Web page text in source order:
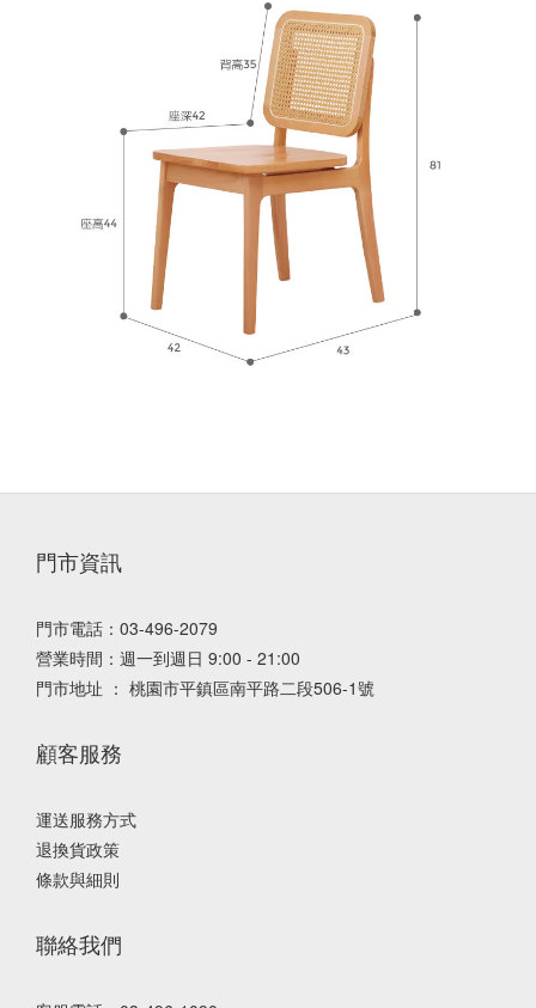
門市資訊
門市電話：03-496-2079
營業時間：週一到週日 9:00 - 21:00
門市地址 ： 桃園市平鎮區南平路二段506-1號
顧客服務
運送服務方式
退換貨政策
條款與細則
聯絡我們